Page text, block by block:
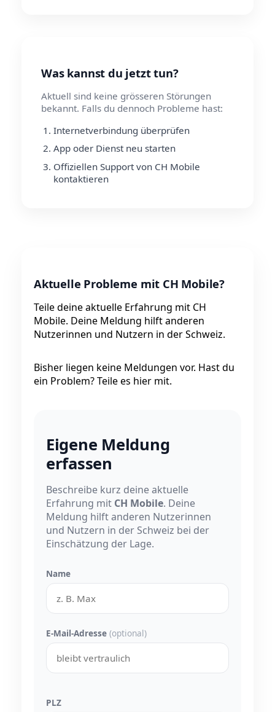
Was kannst du jetzt tun?
Aktuell sind keine grösseren Störungen
bekannt. Falls du dennoch Probleme hast:
Internetverbindung überprüfen
App oder Dienst neu starten
Offiziellen Support von CH Mobile
kontaktieren
Aktuelle Probleme mit CH Mobile?
Teile deine aktuelle Erfahrung mit CH
Mobile. Deine Meldung hilft anderen
Nutzerinnen und Nutzern in der Schweiz.
Bisher liegen keine Meldungen vor. Hast du
ein Problem? Teile es hier mit.
Eigene Meldung
erfassen
Beschreibe kurz deine aktuelle
Erfahrung mit CH Mobile. Deine
Meldung hilft anderen Nutzerinnen
und Nutzern in der Schweiz bei der
Einschätzung der Lage.
Name
E-Mail-Adresse (optional)
PLZ